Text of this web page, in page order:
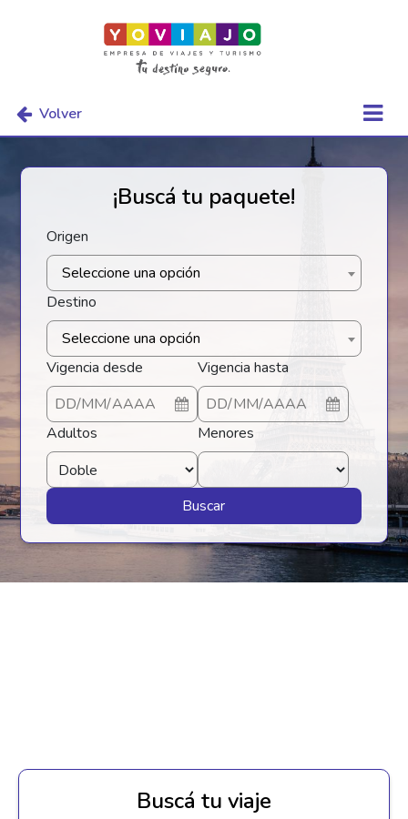
Volver
¡Buscá tu paquete!
Origen
Seleccione una opción
Destino
Seleccione una opción
Vigencia desde
Vigencia hasta
Adultos Menores
Buscar
Buscá tu viaje